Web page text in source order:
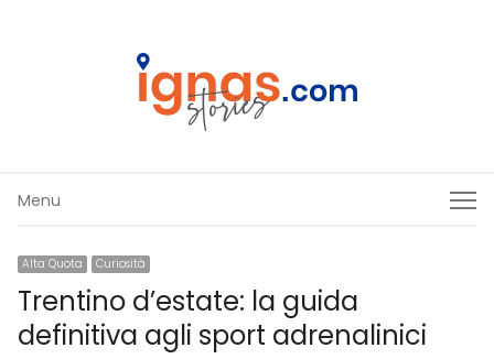
Menu
Menu
Alta Quota Curiosità
Trentino d’estate: la guida
definitiva agli sport adrenalinici